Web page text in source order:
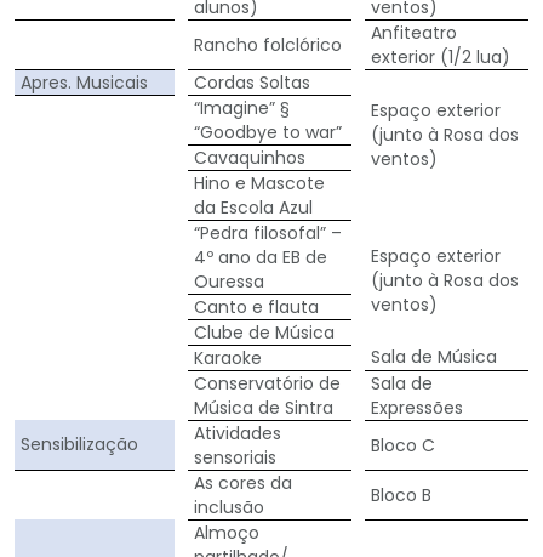
alunos)
ventos)
Rancho folclórico
Anfiteatro
exterior (1/2 lua)
Apres. Musicais
Cordas Soltas
Espaço exterior
(junto à Rosa dos
ventos)
Espaço exterior
(junto à Rosa dos
ventos)
“Imagine” §
“Goodbye to war”
Cavaquinhos
Hino e Mascote
da Escola Azul
“Pedra filosofal” –
4º ano da EB de
Ouressa
Canto e flauta
Clube de Música
Karaoke
Sala de Música
Conservatório de
Música de Sintra
Sala de
Expressões
Sensibilização
Atividades
sensoriais
Bloco C
As cores da
inclusão
Bloco B
Almoço